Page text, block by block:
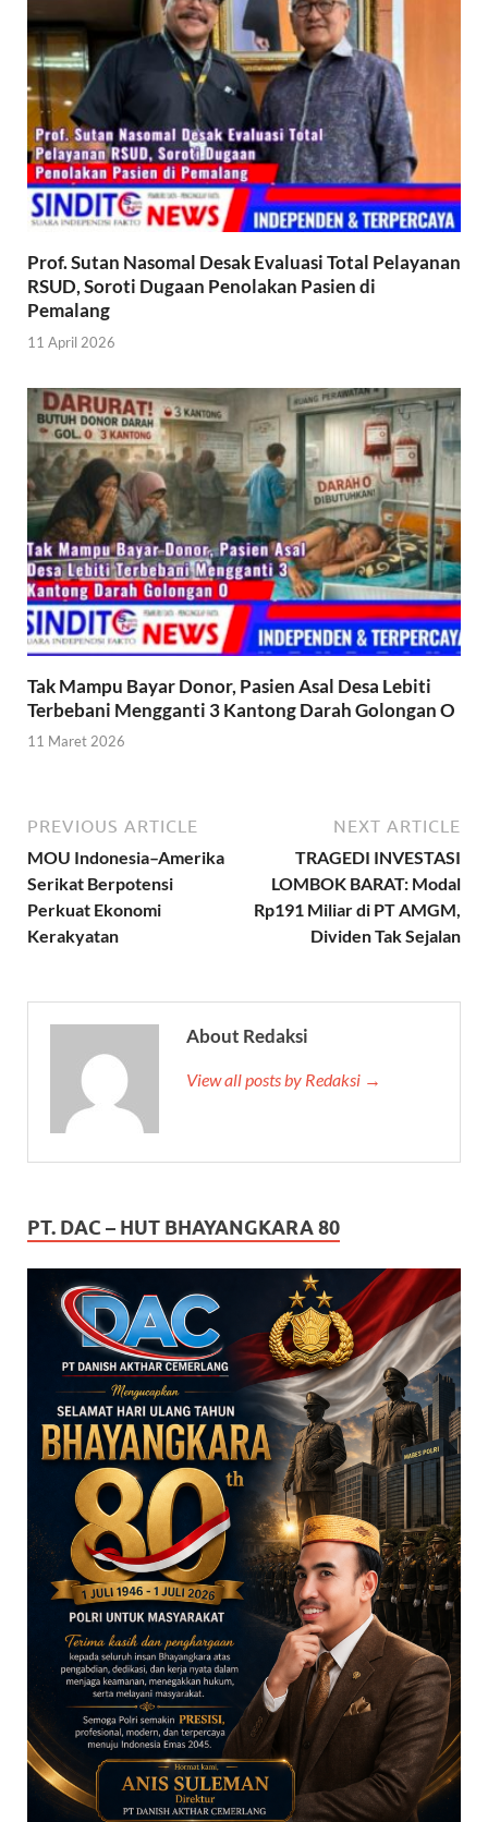
Prof. Sutan Nasomal Desak Evaluasi Total Pelayanan
RSUD, Soroti Dugaan Penolakan Pasien di
Pemalang
11 April 2026
Tak Mampu Bayar Donor, Pasien Asal Desa Lebiti
Terbebani Mengganti 3 Kantong Darah Golongan O
11 Maret 2026
PREVIOUS ARTICLE
MOU Indonesia–Amerika
Serikat Berpotensi
Perkuat Ekonomi
Kerakyatan
NEXT ARTICLE
TRAGEDI INVESTASI
LOMBOK BARAT: Modal
Rp191 Miliar di PT AMGM,
Dividen Tak Sejalan
About Redaksi
View all posts by Redaksi →
PT. DAC – HUT BHAYANGKARA 80